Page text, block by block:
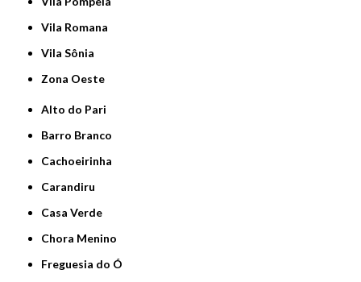
Vila Romana
Vila Sônia
Zona Oeste
Alto do Pari
Barro Branco
Cachoeirinha
Carandiru
Casa Verde
Chora Menino
Freguesia do Ó